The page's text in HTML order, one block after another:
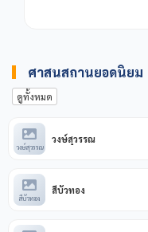
ศาสนสถานยอดนิยม
ดูทั้งหมด
วงษ์สุวรรณ
วงษ์สุวรรณ
สีบัวทอง
สีบัวทอง